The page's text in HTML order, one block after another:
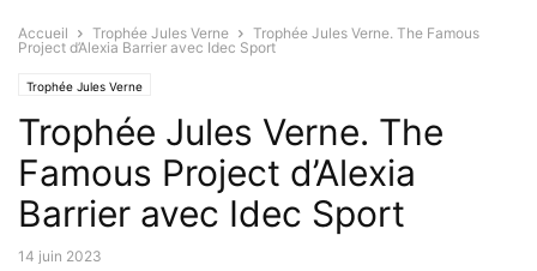
Accueil Trophée Jules Verne
Trophée Jules Verne. The Famous
Project d’Alexia Barrier avec Idec Sport
Trophée Jules Verne
Trophée Jules Verne. The
Famous Project d’Alexia
Barrier avec Idec Sport
14 juin 2023